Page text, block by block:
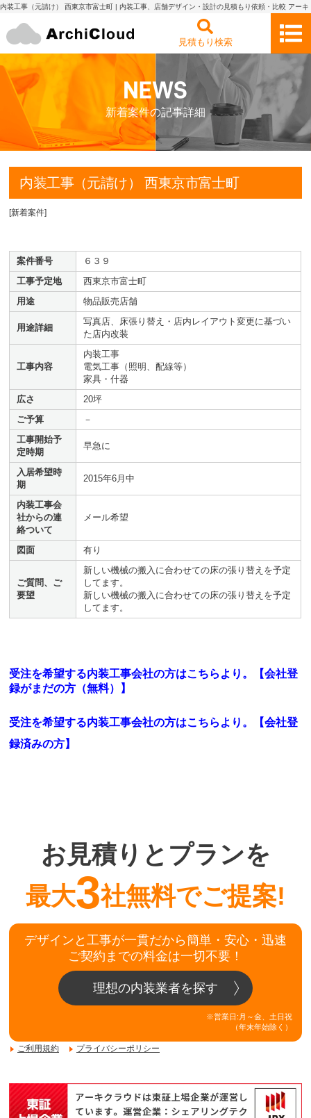
内装工事（元請け） 西東京市富士町 | 内装工事、店舗デザイン・設計の見積もり依頼・比較 アーキ
見積もり検索
新着案件の記事詳細
内装工事（元請け） 西東京市富士町
[新着案件]
案件番号
６３９
工事予定地
西東京市富士町
用途
物品販売店舗
用途詳細
写真店、床張り替え・店内レイアウト変更に基づい
た店内改装
工事内容
内装工事
電気工事（照明、配線等）
家具・什器
広さ
20坪
ご予算
－
工事開始予
定時期
早急に
入居希望時
期
2015年6月中
内装工事会
社からの連
絡ついて
メール希望
図面 有り
ご質問、ご
要望
新しい機械の搬入に合わせての床の張り替えを予定
してます。
新しい機械の搬入に合わせての床の張り替えを予定
してます。
受注を希望する内装工事会社の方はこちらより。【会社登
録がまだの方（無料）】
受注を希望する内装工事会社の方はこちらより。
【会社登
録済みの方】
お見積りとプランを
最大3社無料でご提案!
デザインと工事が一貫だから簡単・安心・迅速
ご契約までの料金は一切不要！
理想の内装業者を探す
※営業日:月～金、土日祝
（年末年始除く）
ご利用規約 プライバシーポリシー